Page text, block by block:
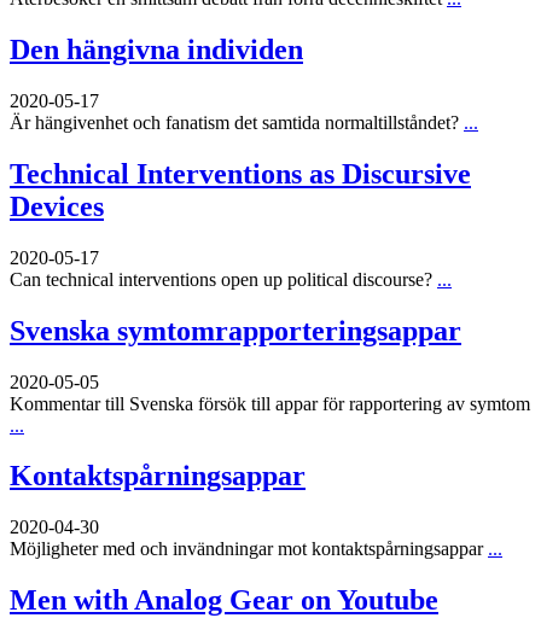
Den hängivna individen
2020-05-17
Är hängivenhet och fanatism det samtida normaltillståndet? ...
Technical Interventions as Discursive
Devices
2020-05-17
Can technical interventions open up political discourse? ...
Svenska symtomrapporteringsappar
2020-05-05
Kommentar till Svenska försök till appar för rapportering av symtom
...
Kontaktspårningsappar
2020-04-30
Möjligheter med och invändningar mot kontaktspårningsappar ...
Men with Analog Gear on Youtube